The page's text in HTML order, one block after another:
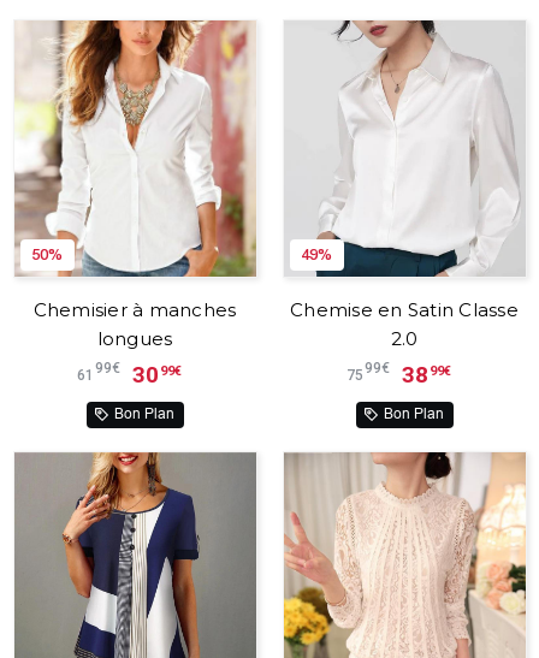
50%
Chemisier à manches
longues
61 99€ 30 99€
Bon Plan
49%
Chemise en Satin Classe
2.0
7599€ 38 99€
Bon Plan